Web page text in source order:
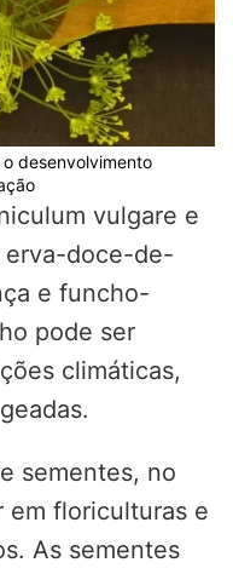
desenvolvimento
vulgare e
erva-doce-de-
e funcho-
pode ser
climáticas,
sementes, no
em floriculturas e
As sementes